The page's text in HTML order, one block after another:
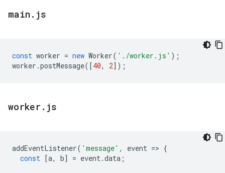
main . js
const worker = new Worker( './worker.js' );
worker .postMessage([40, 2]);
worker . js
addEventListener( 'message' , event => {
const [a, b] = event.data ;